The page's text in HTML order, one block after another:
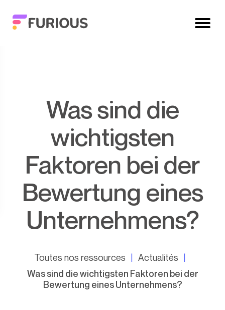
Was sind die
wichtigsten
Faktoren bei der
Bewertung eines
Unternehmens?
Toutes nos ressources
Actualités
Was sind die wichtigsten Faktoren bei der
Bewertung eines Unternehmens?